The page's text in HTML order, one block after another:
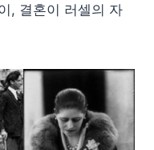
, 결혼이 러셀의 자